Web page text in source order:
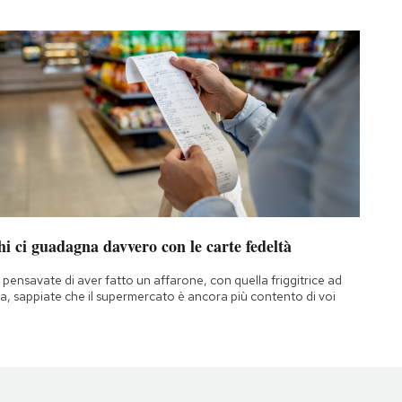
ci guadagna davvero con le carte fedeltà
pensavate di aver fatto un affarone, con quella friggitrice ad
sappiate che il supermercato è ancora più contento di voi